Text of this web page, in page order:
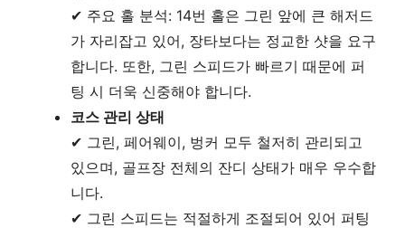
✔ 주요 홀 분석: 14번 홀은 그린 앞에 큰 해저드
가 자리잡고 있어, 장타보다는 정교한 샷을 요구
합니다. 또한, 그린 스피드가 빠르기 때문에 퍼
팅 시 더욱 신중해야 합니다.
코스 관리 상태
✔ 그린, 페어웨이, 벙커 모두 철저히 관리되고
있으며, 골프장 전체의 잔디 상태가 매우 우수합
니다.
✔ 그린 스피드는 적절하게 조절되어 있어 퍼팅